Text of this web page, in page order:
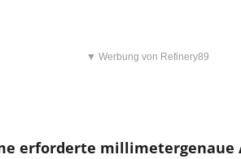
▼ Werbung von Refinery89
erforderte millimetergenaue